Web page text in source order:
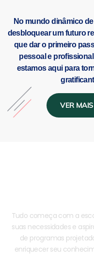
No mundo dinâmico
desbloquear um futuro
que dar o primeiro
pessoal e
estamos aqui para
VER
Tudo começa com a
suas necessidades e
de programas
enriquecer seu